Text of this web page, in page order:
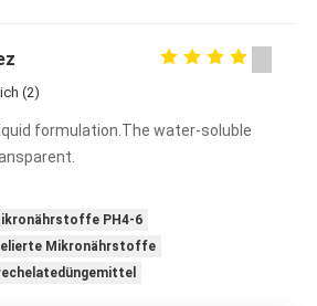
(2)
formulation.The water-soluble
PH4-6
Mikronährstoffe